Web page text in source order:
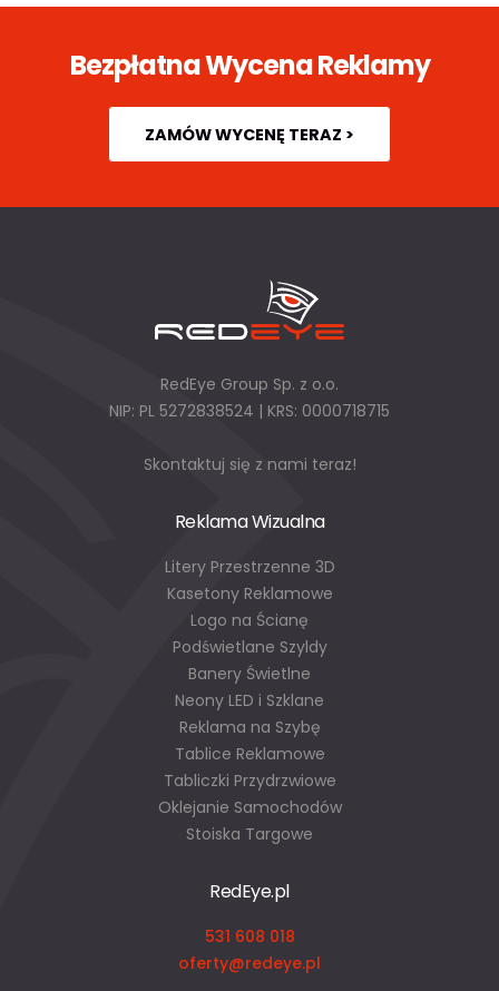
Bezpłatna Wycena Reklamy
ZAMÓW WYCENĘ TERAZ >
RedEye Group Sp. z o.o.
NIP: PL 5272838524 | KRS: 0000718715
Skontaktuj się z nami teraz!
Reklama Wizualna
Litery Przestrzenne 3D
Kasetony Reklamowe
Logo na Ścianę
Podświetlane Szyldy
Banery Świetlne
Neony LED i Szklane
Reklama na Szybę
Tablice Reklamowe
Tabliczki Przydrzwiowe
Oklejanie Samochodów
Stoiska Targowe
RedEye.pl
531 608 018
oferty@redeye.pl